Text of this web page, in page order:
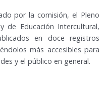
por la comisión, el Pleno
de Educación Intercultural,
en doce registros
más accesibles para
y el público en general.